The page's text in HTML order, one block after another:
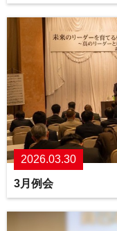
2026.03.30
3月例会